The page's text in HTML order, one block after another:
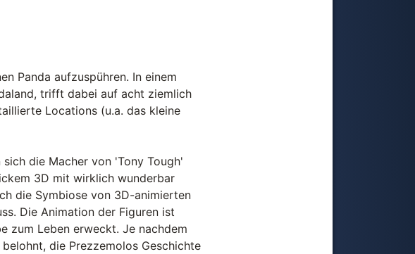
Panda aufzuspühren. In einem
trifft dabei auf acht ziemlich
Locations (u.a. das kleine
die Macher von 'Tony Tough'
3D mit wirklich wunderbar
die Symbiose von 3D-animierten
Die Animation der Figuren ist
zum Leben erweckt. Je nachdem
die Prezzemolos Geschichte